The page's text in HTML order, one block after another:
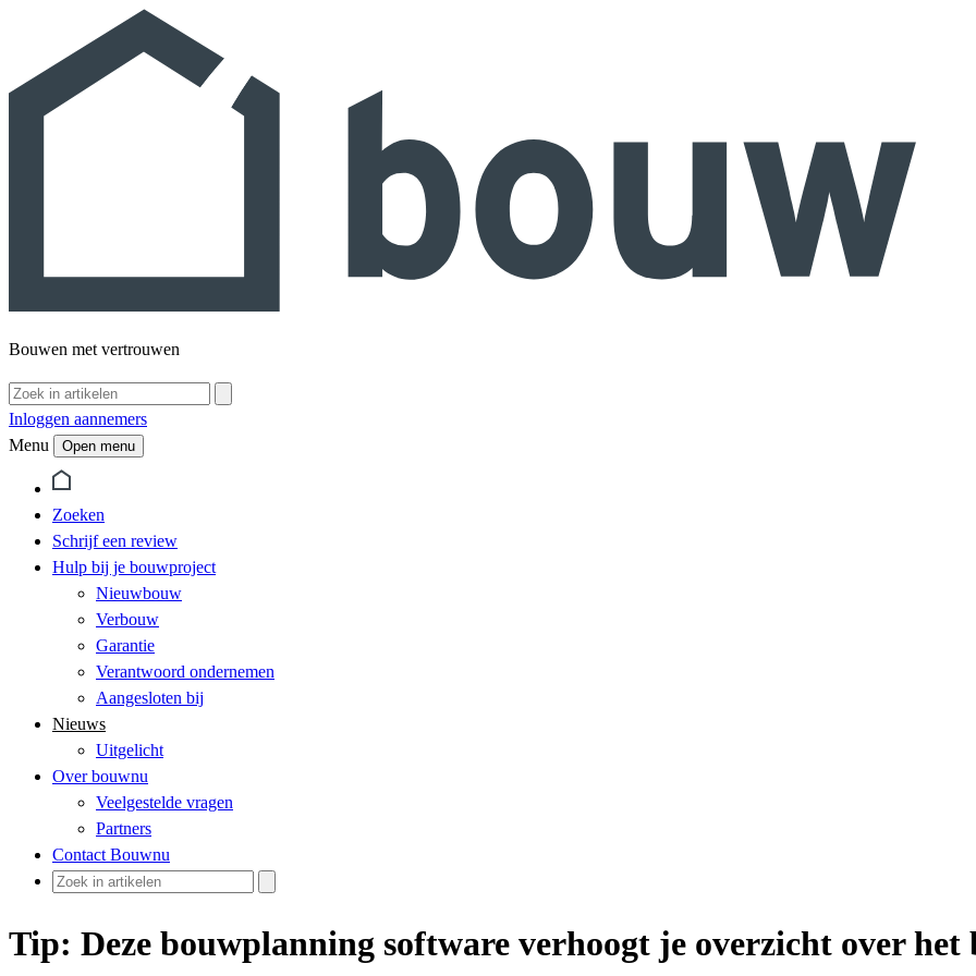
Bouwen met vertrouwen
Inloggen aannemers
Menu
Open menu
Zoeken
Schrijf een review
Hulp bij je bouwproject
Nieuwbouw
Verbouw
Garantie
Verantwoord ondernemen
Aangesloten bij
Nieuws
Uitgelicht
Over bouwnu
Veelgestelde vragen
Partners
Contact Bouwnu
Tip: Deze bouwplanning software verhoogt je overzicht over het